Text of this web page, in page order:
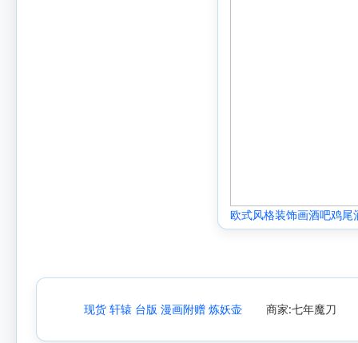
欧式风格装饰画酒吧鸡
现货 轩辕 台版 漫画附赠 炼妖壶 商家:七年魔刀